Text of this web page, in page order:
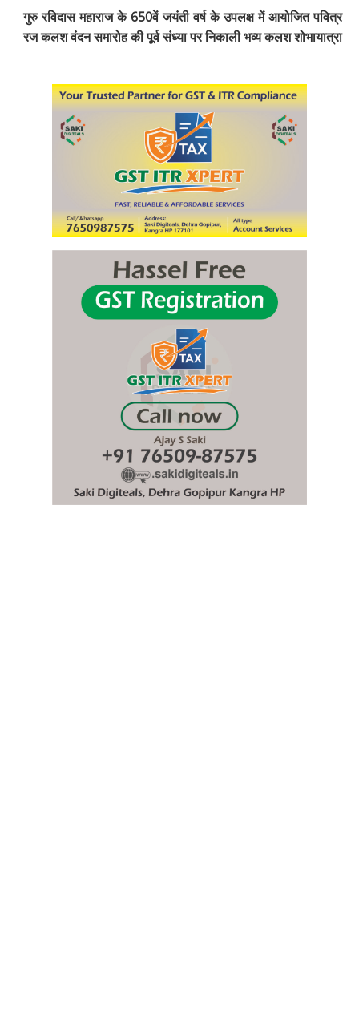
गुरु रविदास महाराज के 650वें जयंती वर्ष के उपलक्ष में आयोजित पवित्र
रज कलश वंदन समारोह की पूर्व संध्या पर निकाली भव्य कलश शोभायात्रा